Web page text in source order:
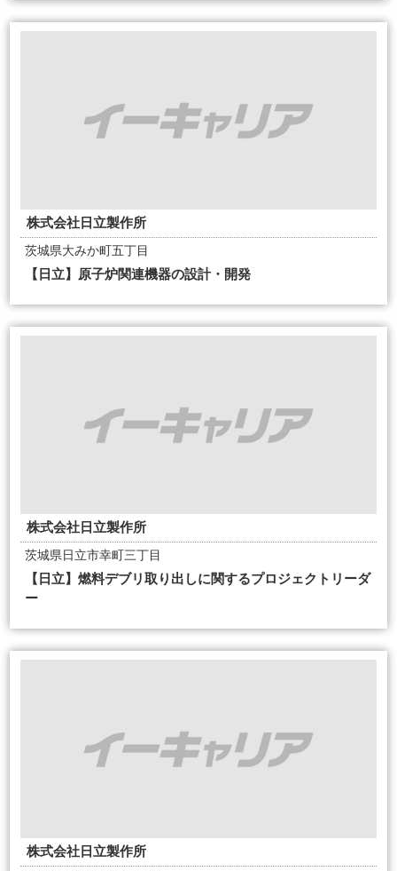
株式会社日立製作所
茨城県大みか町五丁目
【日立】原子炉関連機器の設計・開発
株式会社日立製作所
茨城県日立市幸町三丁目
【日立】燃料デブリ取り出しに関するプロジェクトリーダ
ー
株式会社日立製作所